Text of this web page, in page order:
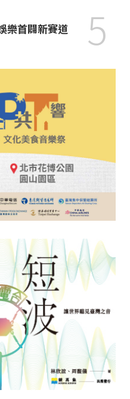
樂首闢新賽道 5